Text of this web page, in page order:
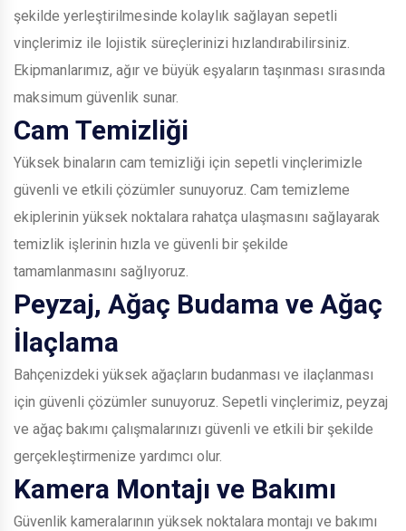
şekilde yerleştirilmesinde kolaylık sağlayan sepetli
vinçlerimiz ile lojistik süreçlerinizi hızlandırabilirsiniz.
Ekipmanlarımız, ağır ve büyük eşyaların taşınması sırasında
maksimum güvenlik sunar.
Cam Temizliği
Yüksek binaların cam temizliği için sepetli vinçlerimizle
güvenli ve etkili çözümler sunuyoruz. Cam temizleme
ekiplerinin yüksek noktalara rahatça ulaşmasını sağlayarak
temizlik işlerinin hızla ve güvenli bir şekilde
tamamlanmasını sağlıyoruz.
Peyzaj, Ağaç Budama ve Ağaç
İlaçlama
Bahçenizdeki yüksek ağaçların budanması ve ilaçlanması
için güvenli çözümler sunuyoruz. Sepetli vinçlerimiz, peyzaj
ve ağaç bakımı çalışmalarınızı güvenli ve etkili bir şekilde
gerçekleştirmenize yardımcı olur.
Kamera Montajı ve Bakımı
Güvenlik kameralarının yüksek noktalara montajı ve bakımı